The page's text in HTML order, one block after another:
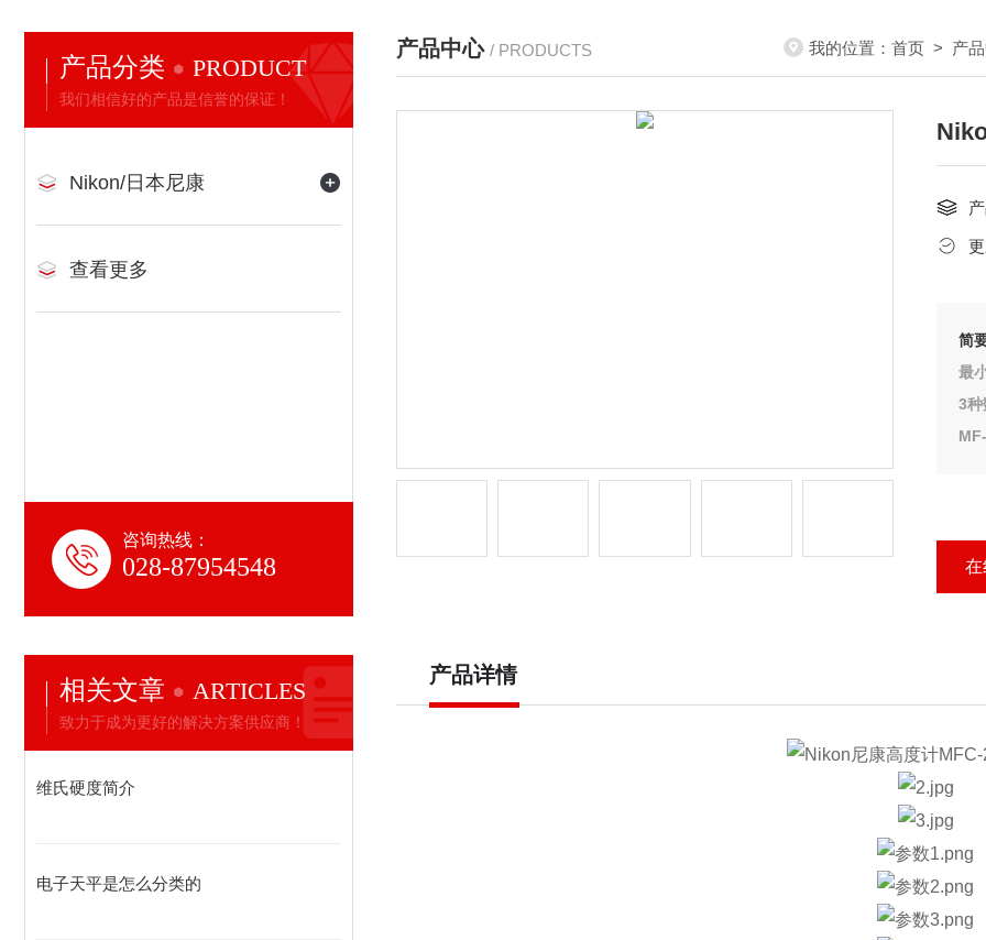
产品分类 PRODUCT
我们相信好的产品是信誉的保证！
Nikon/日本尼康
查看更多
咨询热线：
028-87954548
相关文章 ARTICLES
致力于成为更好的解决方案供应商！
维氏硬度简介
电子天平是怎么分类的
产品中心 / PRODUCTS 我的位置： 首页 > 产
简
最
3种
在
产品详情